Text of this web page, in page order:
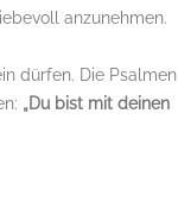
anzunehmen.
dürfen. Die Psalmen
„Du bist mit deinen